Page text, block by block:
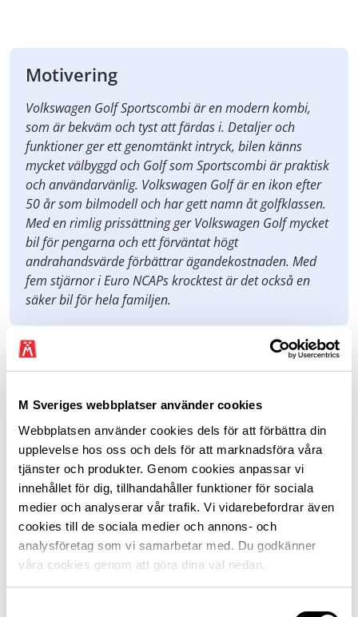
M Sveriges webbplatser använder cookies
Webbplatsen använder cookies dels för att förbättra din
upplevelse hos oss och dels för att marknadsföra våra
tjänster och produkter. Genom cookies anpassar vi
innehållet för dig, tillhandahåller funktioner för sociala
medier och analyserar vår trafik. Vi vidarebefordrar även
cookies till de sociala medier och annons- och
analysföretag som vi samarbetar med. Du godkänner
våra cookies genom att göra dina val nedan.
Motivering
Volkswagen Golf Sportscombi är en modern kombi,
som är bekväm och tyst att färdas i. Detaljer och
funktioner ger ett genomtänkt intryck, bilen känns
mycket välbyggd och Golf som Sportscombi är praktisk
och användarvänlig. Volkswagen Golf är en ikon efter
50 år som bilmodell och har gett namn åt golfklassen.
Med en rimlig prissättning ger Volkswagen Golf mycket
bil för pengarna och ett förväntat högt
andrahandsvärde förbättrar ägandekostnaden. Med
fem stjärnor i Euro NCAPs krocktest är det också en
säker bil för hela familjen.
Car-Erik Stjernvall, teknisk rådgivare M Sverige, överlämnar
utmärkelsen "Årets smartaste bilköp" till Sten Forsberg,
Sverigechef och Marcus Thomasfolk, informationschef på
Volkswagen Personbilar, tillsammans med Heléne Lilja, chef